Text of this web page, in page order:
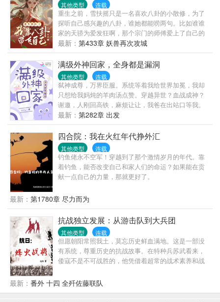
其他类型 连载
重生之前，雪扶摇只是一名喜欢八卦的小散修，为了
探听自己感兴趣的八卦，谁她都能唠两句。比如谁谁
家的天骄为爱发狂啊，那个宗门的师傅爱上了自己的
徒弟上演禁忌之恋，吃瓜吃的不亦乐乎。一着不慎，
死于兽潮之下，让原本只想咸鱼的雪扶摇意识到，在
这个修仙世界还是实力为尊。好在这一次，时间刚刚
好，一切都还没有发生。从此以后，云笙大陆少了一
名爱八卦的散修，多了一名爱八卦且实力强大的天之
骄女。雪扶摇：谁说八卦不好了，这八卦可太好了，
我这一身实力和传承可都是我凭借八卦得来的（骄
傲.JPG）
最新： 第433章 妖兽再次攻城
满级外神回家，全身都是漏洞
其他类型 连载
弑神成尊，万界臣服。系统等着我给世界加冕，我却
只想给我妈炖的羊肉汤点赞。穿越异世？血战成神？
谢邀，人刚回高铁，麻烦让让，我爸在出站口等我。
唯一的问题就是，过于兴奋，忘记身上穿了身血。爸
妈看我的眼神有点怪，连狗子都对我龇牙。问题不
大，我能演！只要我装得够像，大学生活就追得上
我！直到我爸默默去了我学校，我妈开始翻我行李，
还有个法医盯着我T恤上的血追查不放……#谢邀，刚
屠完神，现在在家装女大，请问怎么才能不掉马？在
线等，挺急的！#
最新： 第282章 出发
四合院：我在火红年代挣外汇
其他类型 连载
钓鱼佬永不空军！穿越到了那个激情岁月的年代。靠
着钓鱼，能否改变自己和家人们的命运？如果能在贡
献一点自己的力量，那就更好了。
最新： 第1780章 尽力而为
抗战独立发展：从游击队到大兵团
其他类型 连载
但愿朝阳常照我土，莫忘历史鲜血满地。这是一部没
有系统，尊重历史的抗战故事。在特种兵苏武看来，
倭寇不是不可战胜的，他凭借着超常的战术素养和战
战场犹如一把利剑直刺倭寇心脏，为四万万民众冲散
头顶的乌云！
最新： 番外 十四 全歼佐藤联队